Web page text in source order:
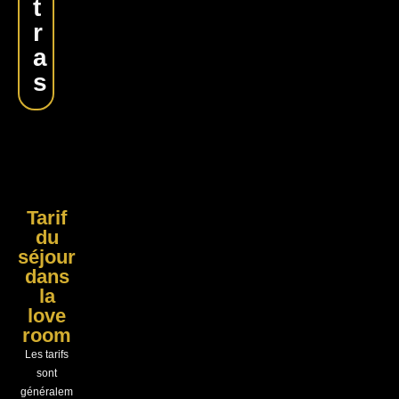
t
r
a
s
Tarif
du
séjour
dans
la
love
room
Les tarifs
sont
généralem